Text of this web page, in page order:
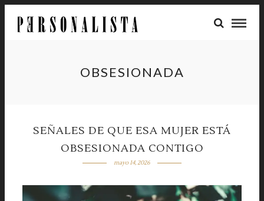
OBSESIONADA
SEÑALES DE QUE ESA MUJER ESTÁ
OBSESIONADA CONTIGO
mayo 14, 2026